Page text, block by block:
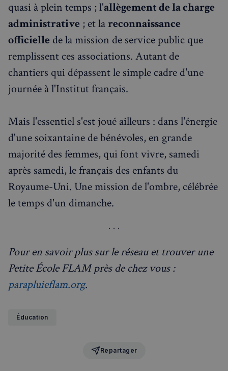
quasi à plein temps ; l'allègement de la charge
administrative ; et lareconnaissance
officielle de la mission de service public que
remplissent ces associations. Autant de
chantiers qui dépassent le simple cadre d'une
journée à l'Institut français.
Mais l'essentiel s'est joué ailleurs : dans l'énergie
d'une soixantaine de bénévoles, en grande
majorité des femmes, qui font vivre, samedi
après samedi, le français des enfants du
Royaume-Uni. Une mission de l'ombre, célébrée
le temps d'un dimanche.
Pour en savoir plus sur le réseau et trouver une
Petite École FLAM près de chez vous :
parapluieflam.org.
Éducation
Repartager
_px3
Wix.com, Inc.
5 minutes
CookieScriptConsent
CookieScript
4
Politique de confidentialité de
Google